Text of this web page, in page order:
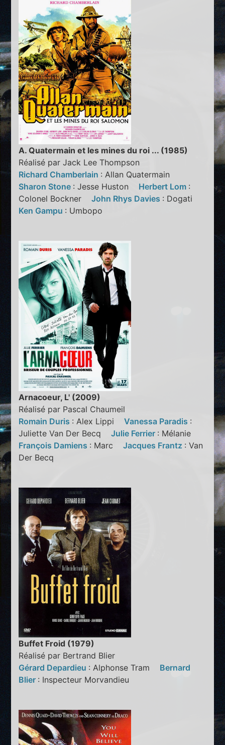
A. Quatermain et les mines du roi ... (1985)
Réalisé par Jack Lee Thompson
Richard Chamberlain : Allan Quatermain
Sharon Stone : Jesse Huston Herbert Lom :
Colonel BocknerJohn Rhys Davies : Dogati
Ken Gampu : Umbopo
Arnacoeur, L' (2009)
Réalisé par Pascal Chaumeil
Romain Duris : Alex LippiVanessa Paradis :
Juliette Van Der BecqJulie Ferrier : Mélanie
François Damiens : MarcJacques Frantz : Van
Der Becq
Buffet Froid (1979)
Réalisé par Bertrand Blier
Gérard Depardieu : Alphonse Tram Bernard
Blier : Inspecteur Morvandieu